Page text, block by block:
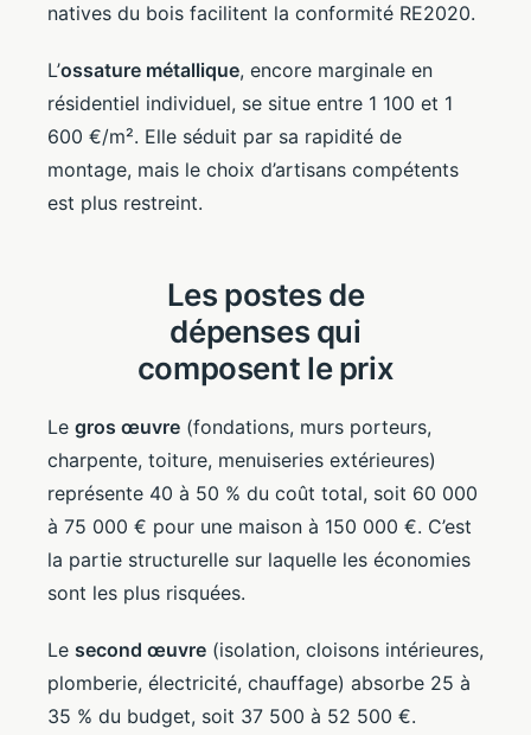
natives du bois facilitent la conformité RE2020.
L’ossature métallique, encore marginale en
résidentiel individuel, se situe entre 1 100 et 1
600 €/m². Elle séduit par sa rapidité de
montage, mais le choix d’artisans compétents
est plus restreint.
Les postes de
dépenses qui
composent le prix
Le gros œuvre (fondations, murs porteurs,
charpente, toiture, menuiseries extérieures)
représente 40 à 50 % du coût total, soit 60 000
à 75 000 € pour une maison à 150 000 €. C’est
la partie structurelle sur laquelle les économies
sont les plus risquées.
Le second œuvre (isolation, cloisons intérieures,
plomberie, électricité, chauffage) absorbe 25 à
35 % du budget, soit 37 500 à 52 500 €.